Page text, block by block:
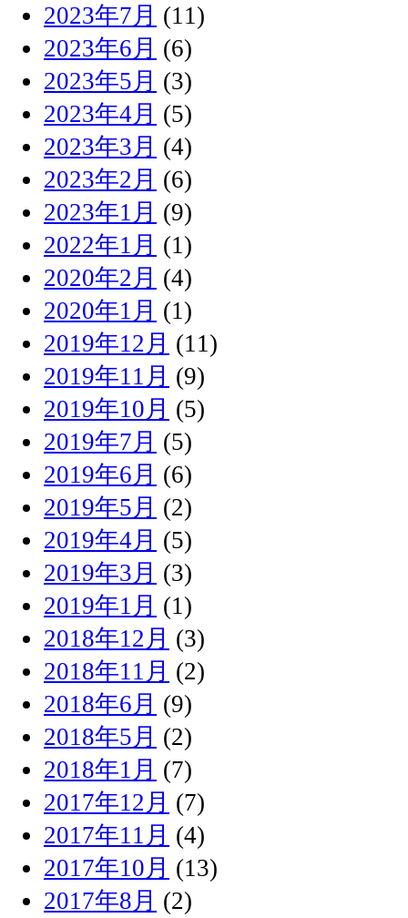
2023年7月 (11)
2023年6月 (6)
2023年5月 (3)
2023年4月 (5)
2023年3月 (4)
2023年2月 (6)
2023年1月 (9)
2022年1月 (1)
2020年2月 (4)
2020年1月 (1)
2019年12月 (11)
2019年11月 (9)
2019年10月 (5)
2019年7月 (5)
2019年6月 (6)
2019年5月 (2)
2019年4月 (5)
2019年3月 (3)
2019年1月 (1)
2018年12月 (3)
2018年11月 (2)
2018年6月 (9)
2018年5月 (2)
2018年1月 (7)
2017年12月 (7)
2017年11月 (4)
2017年10月 (13)
2017年8月 (2)